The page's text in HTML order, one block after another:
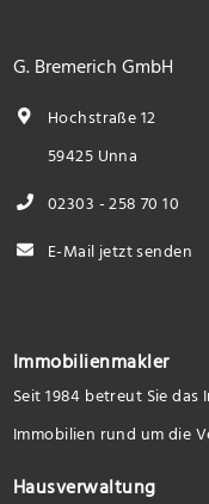
G. Bremerich GmbH
Hochstraße 12
59425 Unna
02303 - 258 70 10
E-Mail jetzt senden
Immobilienmakler
Seit 1984 betreut Sie
Immobilien rund um die
Hausverwaltung